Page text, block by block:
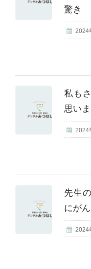
驚き
2024
私も
思い
2024
先生
にが
2024